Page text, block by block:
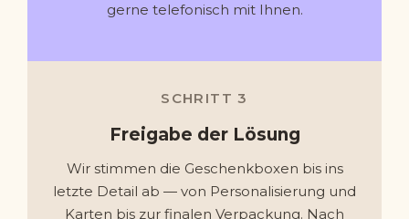
gerne telefonisch mit Ihnen.
SCHRITT 3
Freigabe der Lösung
Wir stimmen die Geschenkboxen bis ins
letzte Detail ab — von Personalisierung und
Karten bis zur finalen Verpackung. Nach